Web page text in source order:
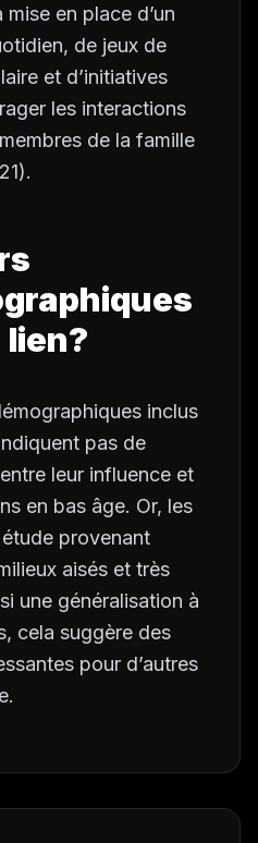
en place d’un
de jeux de
et d’initiatives
les interactions
de la famille
lien?
inclus
pas de
leur influence et
en bas âge. Or, les
provenant
aisés et très
une généralisation à
cela suggère des
pour d’autres